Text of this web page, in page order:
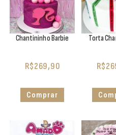
Chantininho Barbie
R$269,90
Comprar
Torta
R$